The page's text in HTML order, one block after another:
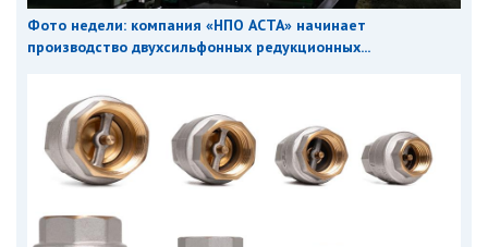
Фото недели: компания «НПО АСТА» начинает
производство двухсильфонных редукционных...